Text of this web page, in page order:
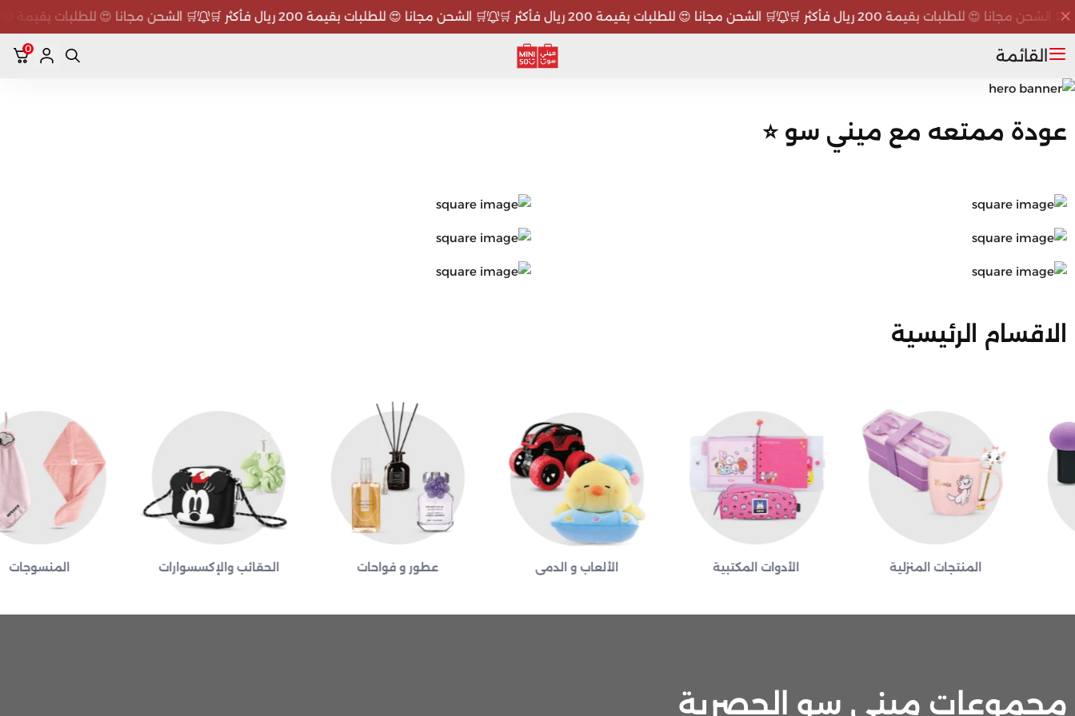
مجانا 😍 للطلبات بقيمة 200 ريال فأكثر 🛒 🛒 الشحن مجانا 😍 للطلبات بقيمة 200 ريال فأكثر 🛒 🛒 الشحن مجانا 😍 للطلبات بقيمة 200 ريال فأكثر 🛒 🛒 الشحن مجانا 😍 للطلبات بقيمة 200 ريال فأكثر 🛒
القائمة ميني سو MINISO
0
عودة ممتعه مع ميني سو ⭐
الاقسام الرئيسية
المنتجات المنزلية الأدوات المكتبية الألعاب و الدمى عطور و فواحات الحقائب والإكسسوارات المنسوجات
مجموعات ميني سو الحصرية